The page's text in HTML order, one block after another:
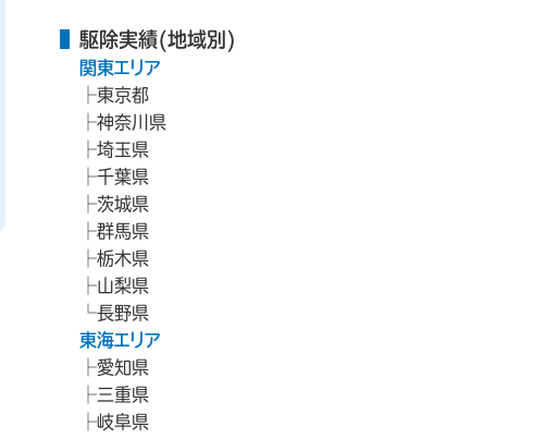
駆除実績(地域別)
関東エリア
東京都
神奈川県
埼玉県
千葉県
茨城県
群馬県
栃木県
山梨県
長野県
東海エリア
愛知県
三重県
岐阜県